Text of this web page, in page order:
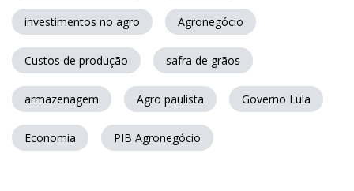
investimentos no agro Agronegócio
Custos de produção safra de grãos
armazenagem Agro paulista Governo Lula
Economia PIB Agronegócio